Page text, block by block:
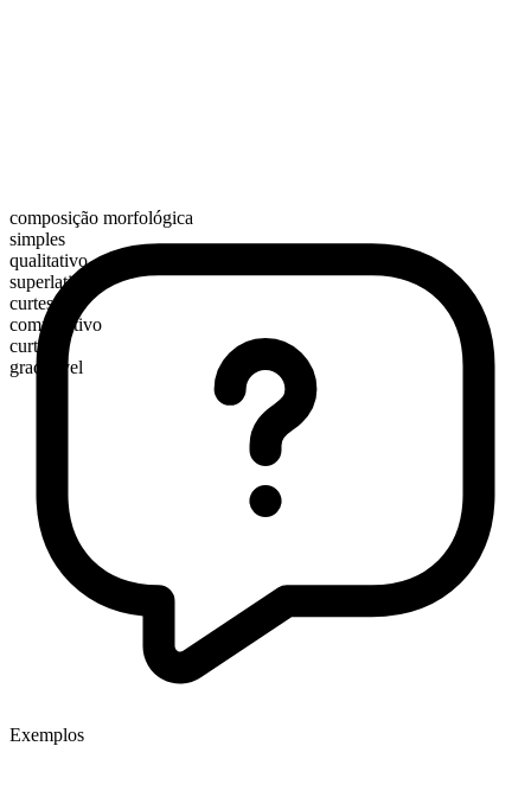
composição morfológica
simples
qualitativo
superlativo
curtest
comparativo
curter
graduável
Exemplos